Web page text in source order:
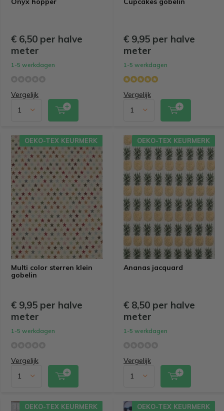
€ 6,50 per halve
meter
1-5 werkdagen
Vergelijk
€ 9,95 per halve
meter
1-5 werkdagen
Vergelijk
Multi color sterren klein
gobelin
OEKO-TEX KEURMERK
€ 9,95 per halve
meter
1-5 werkdagen
Vergelijk
Ananas jacquard
OEKO-TEX KEURMERK
€ 8,50 per halve
meter
1-5 werkdagen
Vergelijk
OEKO-TEX KEURMERK OEKO-TEX KEURMERK